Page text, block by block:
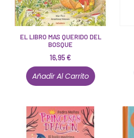
EL LIBRO MAS QUERIDO DEL
BOSQUE
16,95€
Añadir Al Carrito